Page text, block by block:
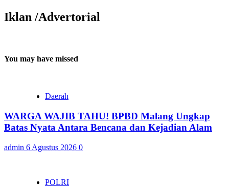
Iklan /Advertorial
You may have missed
Daerah
WARGA WAJIB TAHU! BPBD Malang Ungkap
Batas Nyata Antara Bencana dan Kejadian Alam
admin 6 Agustus 2026 0
POLRI